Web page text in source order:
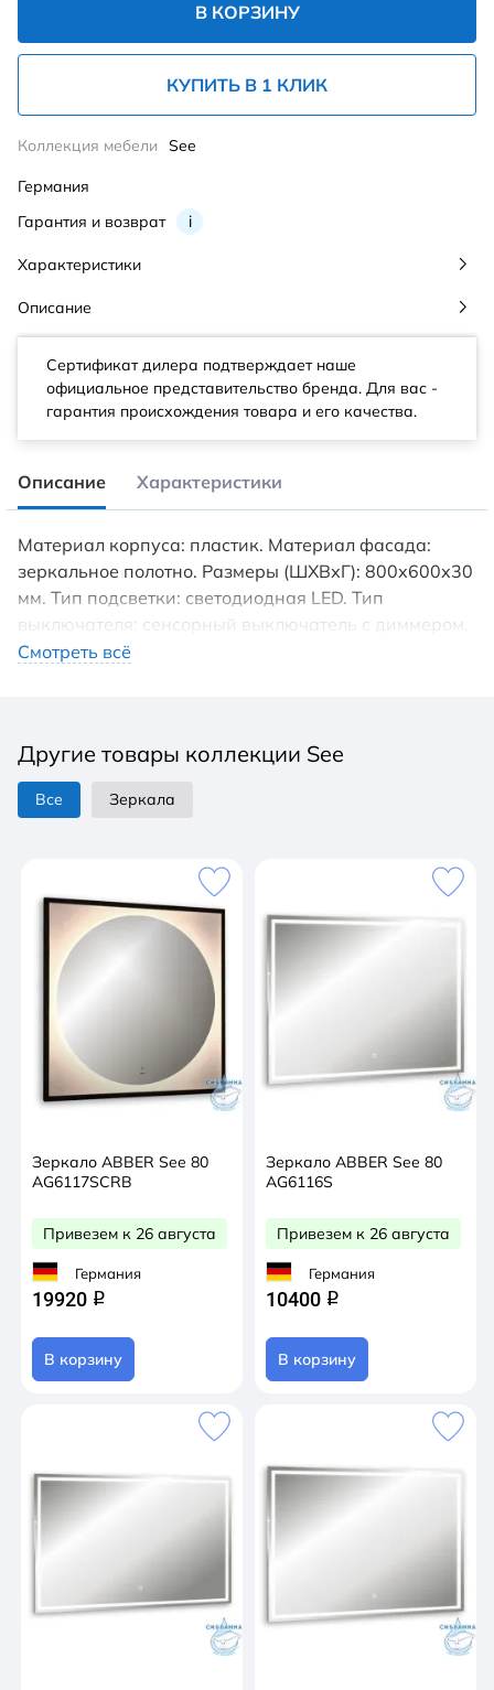
В КОРЗИНУ
КУПИТЬ В 1 КЛИК
Гарантия и возврат i
Коллекция мебели See
Германия
Характеристики
Описание
Сертификат дилера подтверждает наше
официальное представительство бренда. Для вас -
гарантия происхождения товара и его качества.
Описание Характеристики
Материал корпуса: пластик. Материал фасада:
зеркальное полотно. Размеры (ШХВхГ): 800х600х30
мм. Тип подсветки: светодиодная LED. Тип
выключателя: сенсорный выключатель с диммером,
с помощью которого можно регулировать мощность
Смотреть всё
Другие товары коллекции See
Все Зеркала
Зеркало ABBER See 80
AG6117SCRB
Привезем к 26 августа
Германия
19920 q
В корзину
Зеркало ABBER See 80
AG6116S
Привезем к 26 августа
Германия
10400 q
В корзину